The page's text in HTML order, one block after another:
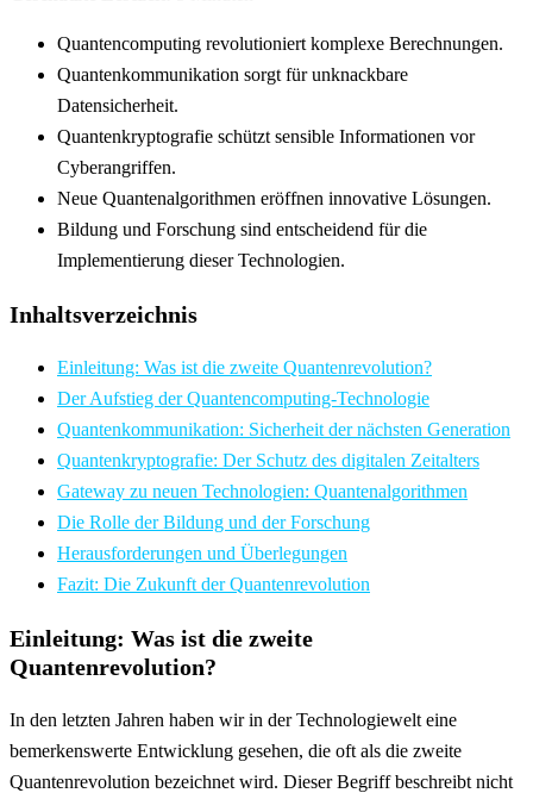
Quantencomputing revolutioniert komplexe Berechnungen.
Quantenkommunikation sorgt für unknackbare
Datensicherheit.
Quantenkryptografie schützt sensible Informationen vor
Cyberangriffen.
Neue Quantenalgorithmen eröffnen innovative Lösungen.
Bildung und Forschung sind entscheidend für die
Implementierung dieser Technologien.
Inhaltsverzeichnis
Einleitung: Was ist die zweite Quantenrevolution?
Der Aufstieg der Quantencomputing-Technologie
Quantenkommunikation: Sicherheit der nächsten Generation
Quantenkryptografie: Der Schutz des digitalen Zeitalters
Gateway zu neuen Technologien: Quantenalgorithmen
Die Rolle der Bildung und der Forschung
Herausforderungen und Überlegungen
Fazit: Die Zukunft der Quantenrevolution
Einleitung: Was ist die zweite
Quantenrevolution?
In den letzten Jahren haben wir in der Technologiewelt eine
bemerkenswerte Entwicklung gesehen, die oft als die zweite
Quantenrevolution bezeichnet wird. Dieser Begriff beschreibt nicht